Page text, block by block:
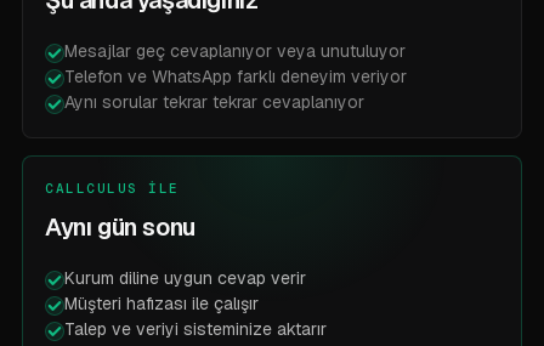
Mesajlar geç cevaplanıyor veya unutuluyor
Telefon ve WhatsApp farklı deneyim veriyor
Aynı sorular tekrar tekrar cevaplanıyor
CALLCULUS İLE
Aynı gün sonu
Kurum diline uygun cevap verir
Müşteri hafızası ile çalışır
Talep ve veriyi sisteminize aktarır